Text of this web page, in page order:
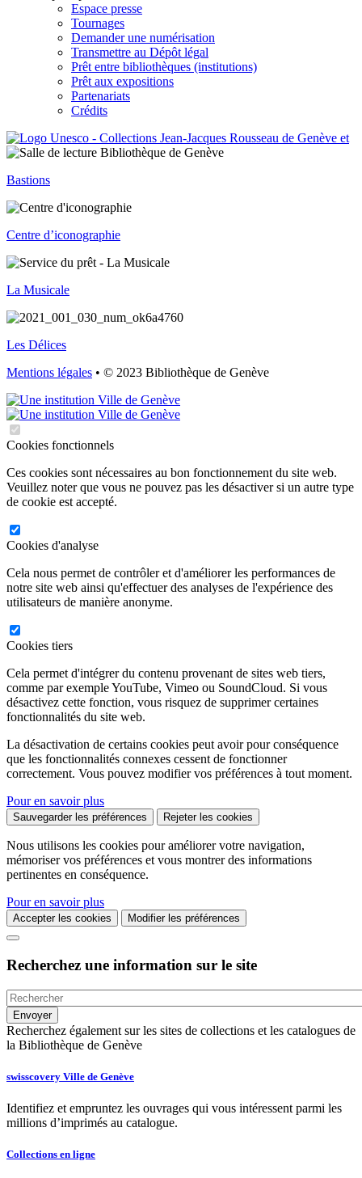
Espace presse
Tournages
Demander une numérisation
Transmettre au Dépôt légal
Prêt entre bibliothèques (institutions)
Prêt aux expositions
Partenariats
Crédits
Bastions
Centre d’iconographie
La Musicale
Les Délices
Mentions légales • © 2023 Bibliothèque de Genève
Cookies fonctionnels
Ces cookies sont nécessaires au bon fonctionnement du site web.
Veuillez noter que vous ne pouvez pas les désactiver si un autre type
de cookie est accepté.
Cookies d'analyse
Cela nous permet de contrôler et d'améliorer les performances de
notre site web ainsi qu'effectuer des analyses de l'expérience des
utilisateurs de manière anonyme.
Cookies tiers
Cela permet d'intégrer du contenu provenant de sites web tiers,
comme par exemple YouTube, Vimeo ou SoundCloud. Si vous
désactivez cette fonction, vous risquez de supprimer certaines
fonctionnalités du site web.
La désactivation de certains cookies peut avoir pour conséquence
que les fonctionnalités connexes cessent de fonctionner
correctement. Vous pouvez modifier vos préférences à tout moment.
Pour en savoir plus
Sauvegarder les préférences Rejeter les cookies
Nous utilisons les cookies pour améliorer votre navigation,
mémoriser vos préférences et vous montrer des informations
pertinentes en conséquence.
Pour en savoir plus
Accepter les cookies Modifier les préférences
Recherchez une information sur le site
Recherchez également sur les sites de collections et les catalogues de
la Bibliothèque de Genève
swisscovery Ville de Genève
Identifiez et empruntez les ouvrages qui vous intéressent parmi les
millions d’imprimés au catalogue.
Collections en ligne